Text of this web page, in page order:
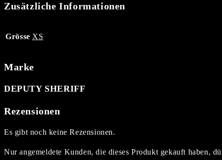
Zusätzliche Informationen
Grösse XS
Marke
DEPUTY SHERIFF
Rezensionen
Es gibt noch keine Rezensionen.
Nur angemeldete Kunden, die dieses Produkt gekauft haben,